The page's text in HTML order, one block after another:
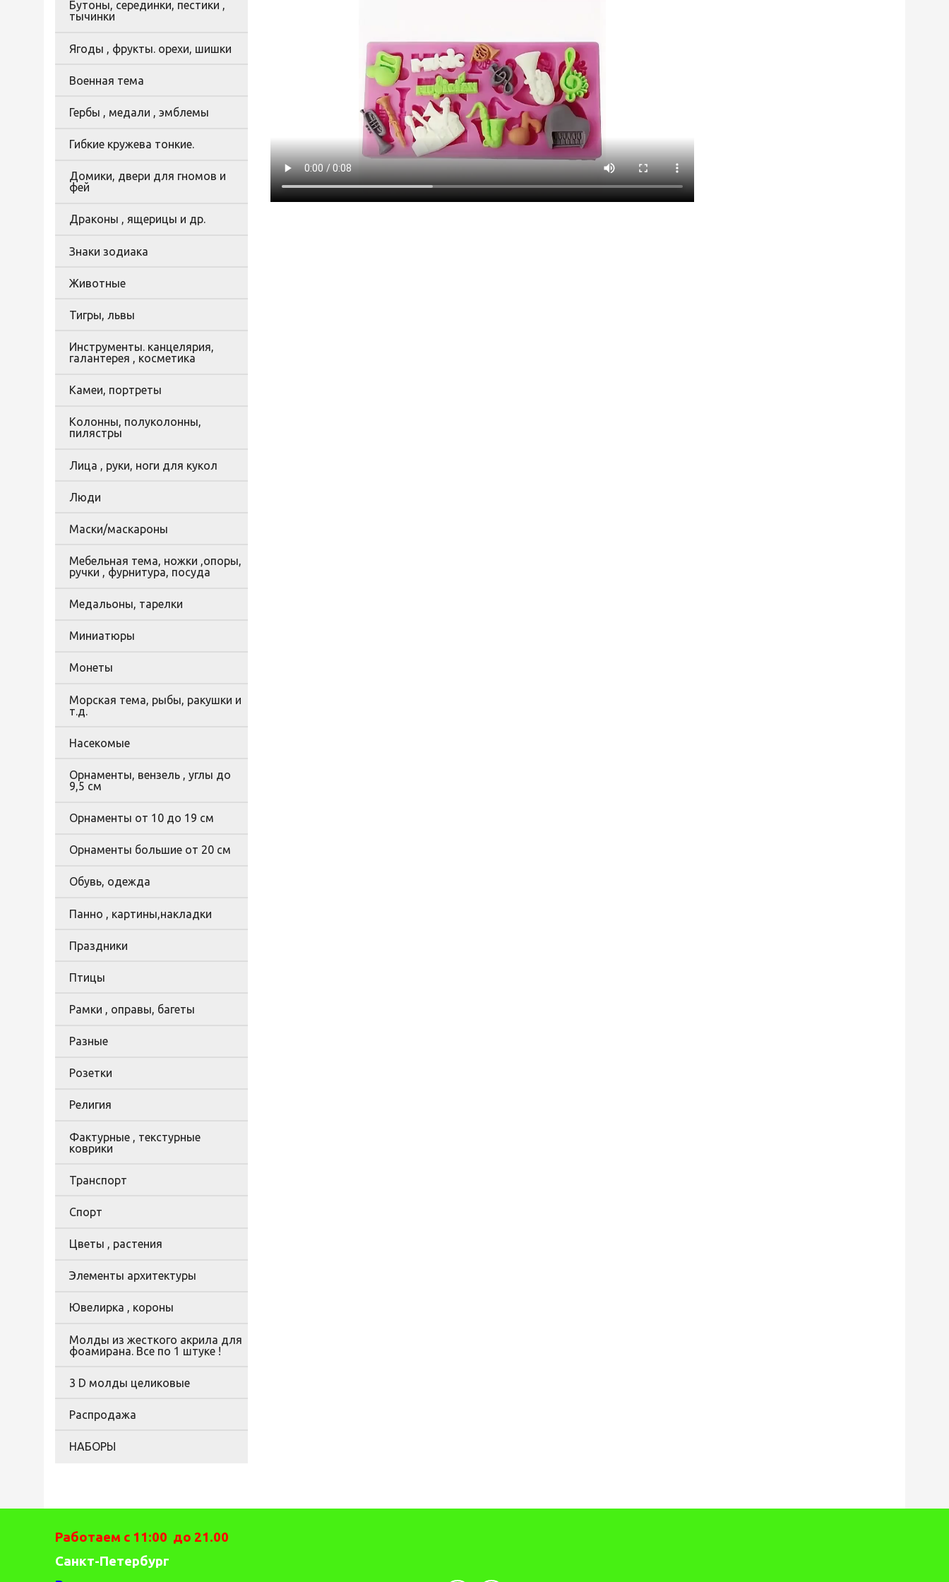
Бутоны, серединки, пестики ,
тычинки
Ягоды , фрукты. орехи, шишки
Военная тема
Гербы , медали , эмблемы
Гибкие кружева тонкие.
Домики, двери для гномов и
фей
Драконы , ящерицы и др.
Знаки зодиака
Животные
Тигры, львы
Инструменты. канцелярия,
галантерея , косметика
Камеи, портреты
Колонны, полуколонны,
пилястры
Лица , руки, ноги для кукол
Люди
Маски/маскароны
Мебельная тема, ножки ,опоры,
ручки , фурнитура, посуда
Медальоны, тарелки
Миниатюры
Монеты
Морская тема, рыбы, ракушки и
т.д.
Насекомые
Орнаменты, вензель , углы до
9,5 см
Орнаменты от 10 до 19 см
Орнаменты большие от 20 см
Обувь, одежда
Панно , картины,накладки
Праздники
Птицы
Рамки , оправы, багеты
Разные
Розетки
Религия
Фактурные , текстурные
коврики
Транспорт
Спорт
Цветы , растения
Элементы архитектуры
Ювелирка , короны
Молды из жесткого акрила для
фоамирана. Все по 1 штуке !
3 D молды целиковые
Распродажа
НАБОРЫ
Работаем с 11:00 до 21.00
Санкт-Петербург